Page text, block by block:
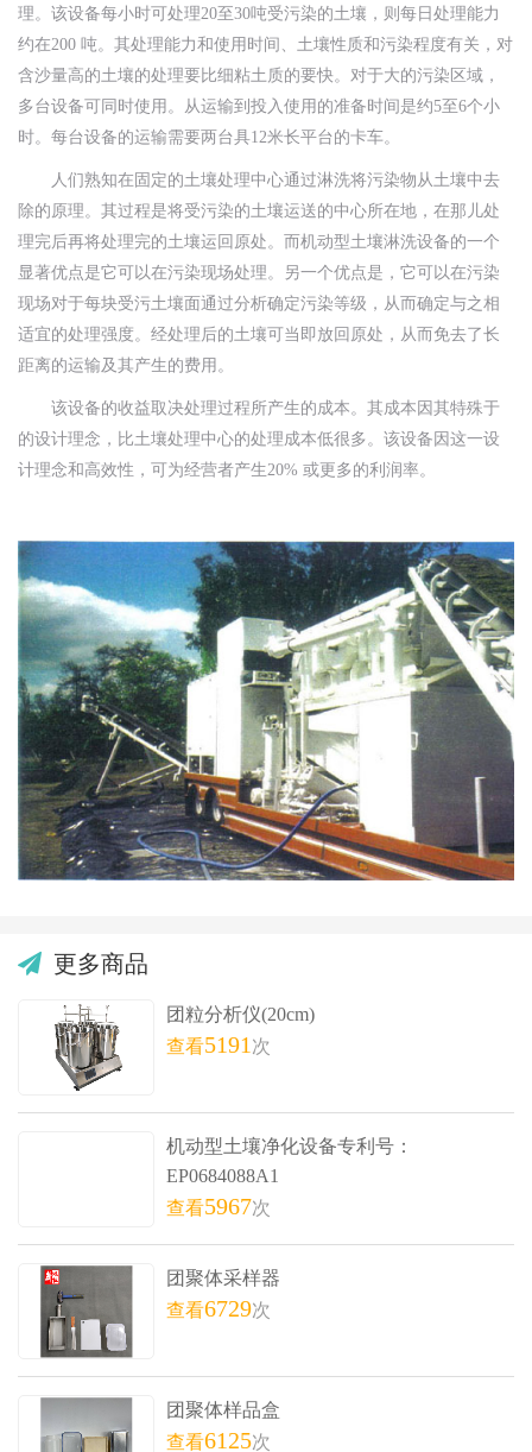
理。该设备每小时可处理20至30吨受污染的土壤，则每日处理能力
约在200 吨。其处理能力和使用时间、土壤性质和污染程度有关，对
含沙量高的土壤的处理要比细粘土质的要快。对于大的污染区域，
多台设备可同时使用。从运输到投入使用的准备时间是约5至6个小
时。每台设备的运输需要两台具12米长平台的卡车。
人们熟知在固定的土壤处理中心通过淋洗将污染物从土壤中去
除的原理。其过程是将受污染的土壤运送的中心所在地，在那儿处
理完后再将处理完的土壤运回原处。而机动型土壤淋洗设备的一个
显著优点是它可以在污染现场处理。另一个优点是，它可以在污染
现场对于每块受污土壤面通过分析确定污染等级，从而确定与之相
适宜的处理强度。经处理后的土壤可当即放回原处，从而免去了长
距离的运输及其产生的费用。
该设备的收益取决处理过程所产生的成本。其成本因其特殊于
的设计理念，比土壤处理中心的处理成本低很多。该设备因这一设
计理念和高效性，可为经营者产生20% 或更多的利润率。
更多商品
团粒分析仪(20cm)
查看5191 次
机动型土壤净化设备专利号：
EP0684088A1
查看5967次
团聚体采样器
查看6729次
团聚体样品盒
查看6125次